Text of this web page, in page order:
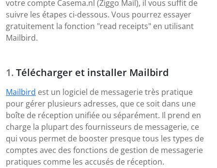
votre compte Casema.nl (Ziggo Mail), il vous suffit de
suivre les étapes ci-dessous. Vous pourrez essayer
gratuitement la fonction "read receipts" en utilisant
Mailbird.
Télécharger et installer Mailbird
Mailbird est un logiciel de messagerie très pratique
pour gérer plusieurs adresses, que ce soit dans une
boîte de réception unifiée ou séparément. Il prend en
charge la plupart des fournisseurs de messagerie, ce
qui vous permet de booster presque tous les types de
comptes avec des fonctions de gestion de messagerie
pratiques comme les accusés de réception.